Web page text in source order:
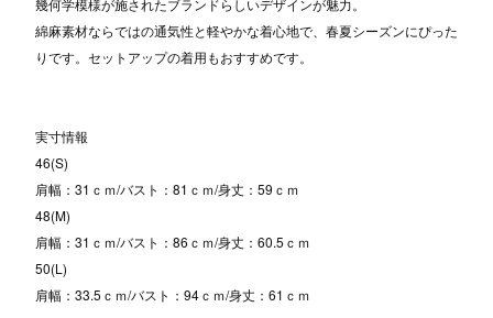
幾何学模様が施されたブランドらしいデザインが魅力。
綿麻素材ならではの通気性と軽やかな着心地で、春夏シーズンにぴった
りです。セットアップの着用もおすすめです。
実寸情報
46(S)
肩幅：31ｃｍ/バスト：81ｃｍ/身丈：59ｃｍ
48(M)
肩幅：31ｃｍ/バスト：86ｃｍ/身丈：60.5ｃｍ
50(L)
肩幅：33.5ｃｍ/バスト：94ｃｍ/身丈：61ｃｍ